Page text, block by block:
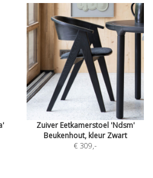
Zuiver Eetkamerstoel 'Ndsm'
Beukenhout, kleur Zwart
€ 309,-